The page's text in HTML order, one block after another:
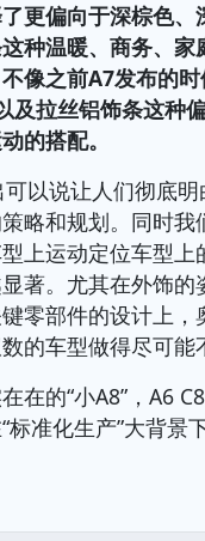
更偏向于深棕色、
种温暖、商务、家
像之前A7发布的
及拉丝铝饰条这种
的搭配。
以说让人们彻底明
略和规划。同时我
上运动定位车型上
著。尤其在外饰的
零部件的设计上，
的车型做得尽可能
在的“小A8”，A6
标准化生产”大背景